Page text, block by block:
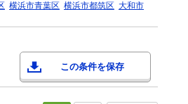
横浜市青葉区 横浜市都筑区 大和市
この条件を保存